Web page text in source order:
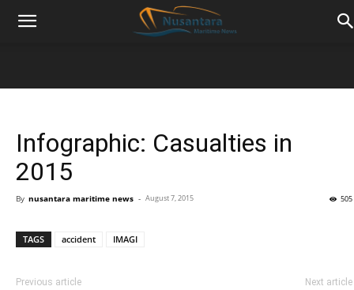
Infographic: Casualties in
2015
By nusantara maritime news - August 7, 2015 505
TAGS accident IMAGI
Previous article Next article